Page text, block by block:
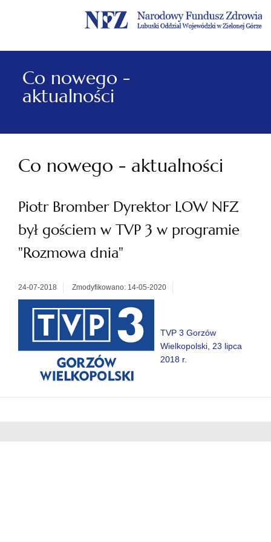
Menu
główne
Menu
lewe
Treść
główna
Szukaj
w
serwisie
Stopka
Co nowego -
aktualności
Co nowego - aktualności
Piotr Bromber Dyrektor LOW NFZ
był gościem w TVP 3 w programie
"Rozmowa dnia"
24-07-2018 Zmodyfikowano: 14-05-2020
TVP 3 Gorzów
Wielkopolski, 23 lipca
2018 r.